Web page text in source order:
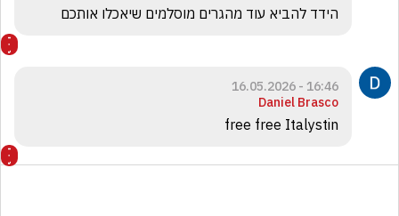
הידד להביא עוד מהגרים מוסלמים שיאכלו אותכם
16:46 - 16.05.2026
Daniel Brasco
free free Italystin